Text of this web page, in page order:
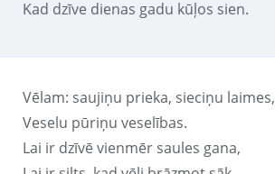
Kad dzīve dienas gadu kūļos sien.
Vēlam: saujiņu prieka, sieciņu laimes,
Veselu pūriņu veselības.
Lai ir dzīvē vienmēr saules gana,